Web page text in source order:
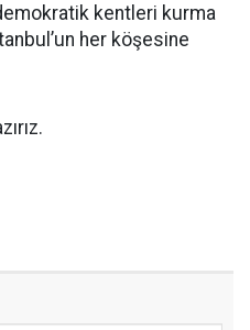
kentleri kurma
her köşesine